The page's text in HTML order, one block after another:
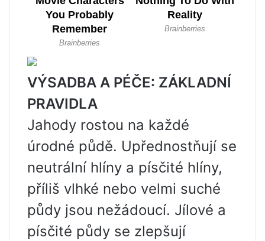
VÝSADBA A PÉČE: ZÁKLADNÍ
PRAVIDLA
Jahody rostou na každé
úrodné půdě. Upřednostňují se
neutrální hlíny a písčité hlíny,
příliš vlhké nebo velmi suché
půdy jsou nežádoucí. Jílové a
písčité půdy se zlepšují